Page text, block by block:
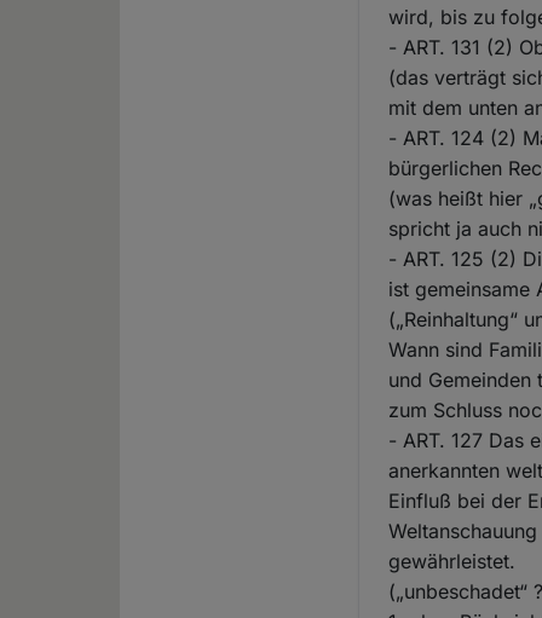
wird, bis zu
- ART. 131 (2)
(das verträgt
mit dem unten
- ART. 124 (2)
bürgerlichen
(was heißt hier
spricht ja auch
- ART. 125 (2)
ist gemeinsame
(„Reinhaltung“
Wann sind
und Gemeinden
zum Schluss
- ART. 127 Das
anerkannten
Einfluß bei der
gewährleistet.
(„unbeschadet“